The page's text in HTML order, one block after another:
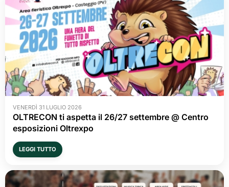
VENERDÌ 31 LUGLIO 2026
OLTRECON ti aspetta il 26/27 settembre @ Centro
esposizioni Oltrexpo
LEGGI TUTTO